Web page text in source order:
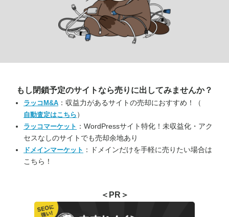
もし閉鎖予定のサイトなら売りに出してみませんか？
ラッコM&A ：収益力があるサイトの売却におすすめ！（
自動査定はこちら ）
ラッコマーケット ：WordPressサイト特化！未収益化・アク
セスなしのサイトでも売却余地あり
ドメインマーケット ：ドメインだけを手軽に売りたい場合は
こちら！
＜PR＞